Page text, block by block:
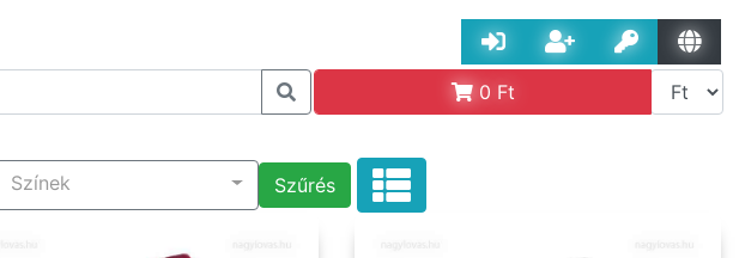
0 Ft
Színek Szűrés